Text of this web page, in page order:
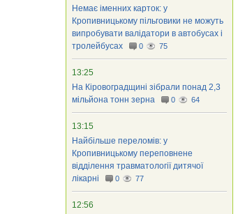
Немає іменних карток: у
Кропивницькому пільговики не можуть
випробувати валідатори в автобусах і
тролейбусах
0 75
13:25
На Кіровоградщині зібрали понад 2,3
мільйона тонн зерна
0 64
13:15
Найбільше переломів: у
Кропивницькому переповнене
відділення травматології дитячої
лікарні
0 77
12:56